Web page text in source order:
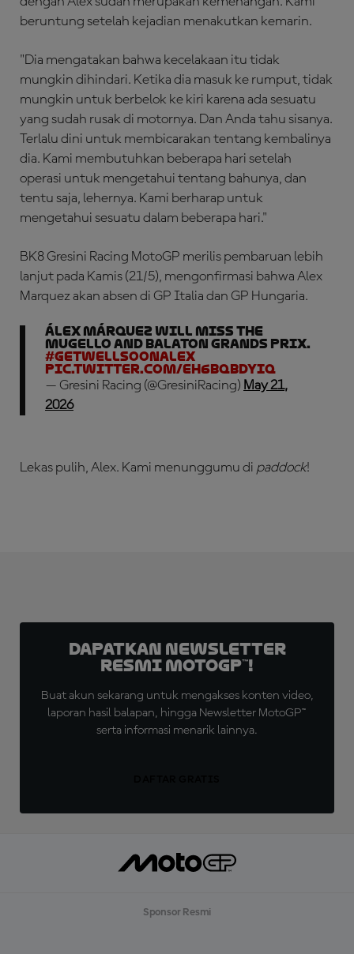
beruntung setelah kejadian menakutkan kemarin.
"Dia mengatakan bahwa kecelakaan itu tidak
mungkin dihindari. Ketika dia masuk ke rumput, tidak
mungkin untuk berbelok ke kiri karena ada sesuatu
yang sudah rusak di motornya. Dan Anda tahu sisanya.
Terlalu dini untuk membicarakan tentang kembalinya
dia. Kami membutuhkan beberapa hari setelah
operasi untuk mengetahui tentang bahunya, dan
tentu saja, lehernya. Kami berharap untuk
mengetahui sesuatu dalam beberapa hari."
BK8 Gresini Racing MotoGP merilis pembaruan lebih
lanjut pada Kamis (21/5), mengonfirmasi bahwa Alex
Marquez akan absen di GP Italia dan GP Hungaria.
Álex Márquez will miss the
Mugello and Balaton Grands Prix.
#GetWellSoonAlex
pic.twitter.com/eH6BqbDYiq
— Gresini Racing (@GresiniRacing) May 21,
2026
Lekas pulih, Alex. Kami menunggumu di paddock!
Dapatkan Newsletter
Resmi MotoGP™!
Buat akun sekarang untuk mengakses konten video,
laporan hasil balapan, hingga Newsletter MotoGP™
serta informasi menarik lainnya.
Sponsor Resmi